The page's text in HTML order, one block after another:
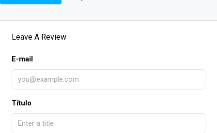
Leave A Review
E-mail
Título